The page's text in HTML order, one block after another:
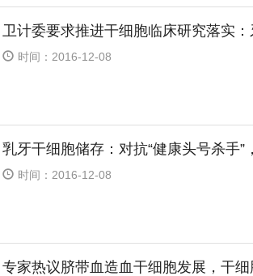
卫计委要求推进干细胞临床研究落实
时间：2016-12-08
乳牙干细胞储存：对抗“健康头号杀手”
时间：2016-12-08
专家热议脐带血造血干细胞发展，干